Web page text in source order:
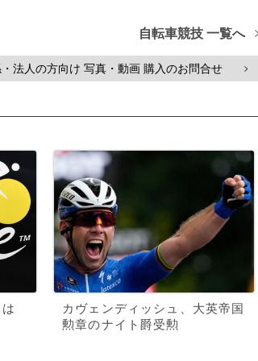
自転車競技 一覧へ
法人の方向け 写真・動画 購入のお問合せ >
カヴェンディッシュ、大英帝国
勲章のナイト爵受勲